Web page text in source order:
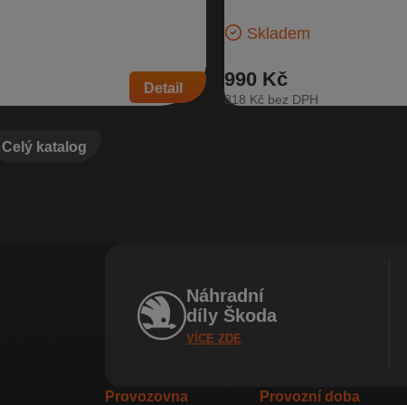
Detail
Skladem
990 Kč
818 Kč
Celý katalog
Náhradní
díly Škoda
VÍCE ZDE
Provozovna Provozní doba